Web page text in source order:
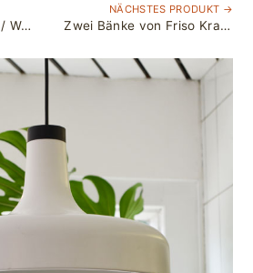
Kleiner Metallschrank / Werkstattschrank / Grau & Magenta
NÄCHSTES PRODUKT →
Zwei Bänke von Friso Kramer für die Olympischen Spiele 1972 in München / Wilkhahn